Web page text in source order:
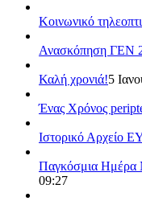
Κοινωνικό
Ανασκόπηση ΓΕΝ
Καλή χρονιά!5
Ένας Χρόνος
Ιστορικό Αρχείο
Παγκόσμια Ημέρα
09:27